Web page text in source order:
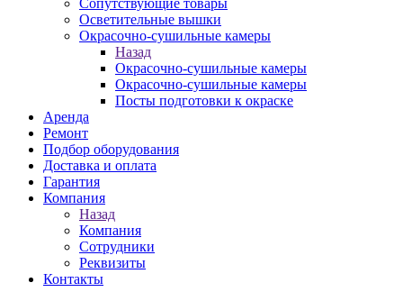
Сопутствующие товары
Осветительные вышки
Окрасочно-сушильные камеры
Назад
Окрасочно-сушильные камеры
Окрасочно-сушильные камеры
Посты подготовки к окраске
Аренда
Ремонт
Подбор оборудования
Доставка и оплата
Гарантия
Компания
Назад
Компания
Сотрудники
Реквизиты
Контакты